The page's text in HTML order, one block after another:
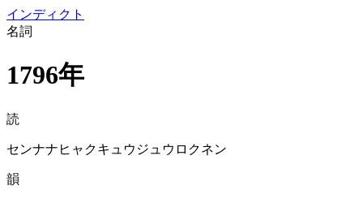
インディクト
名詞
1796年
読
センナナヒャクキュウジュウロクネン
韻